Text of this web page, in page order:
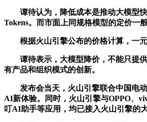
谭待认为，降低成本是推动大模型快
Tokens。而市面上同规格模型的定价一
根据火山引擎公布的价格计算，一元
谭待表示，大模型降价，不能只提供
有产品和组织模式的创新。
发布会当天，火山引擎联合中国电动
AI新体验。同时，火山引擎与OPPO、
叮AI助手等应用，均已接入火山引擎的